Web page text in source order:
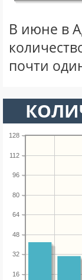
В июне в
почти
16
32
48
64
80
96
112
128